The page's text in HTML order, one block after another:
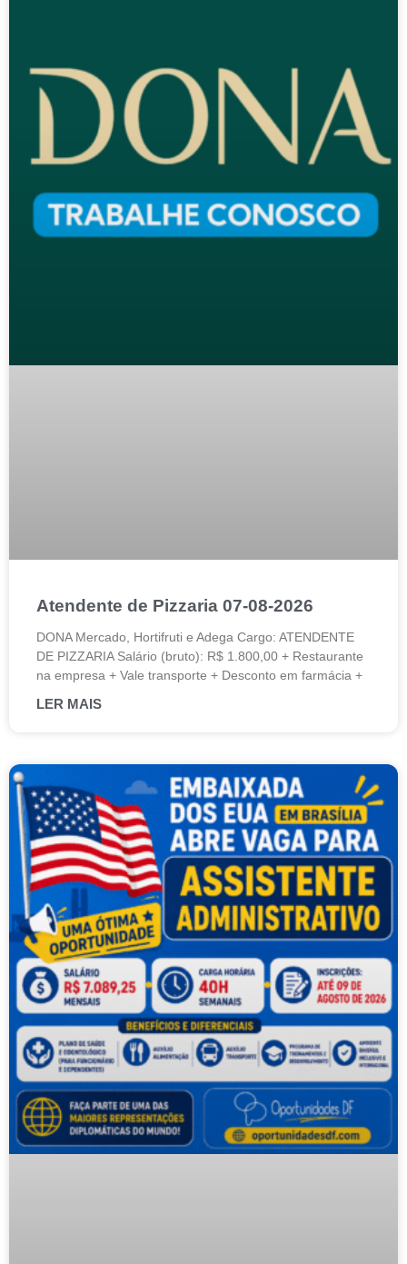
Atendente de Pizzaria 07-08-2026
DONA Mercado, Hortifruti e Adega Cargo: ATENDENTE
DE PIZZARIA Salário (bruto): R$ 1.800,00 + Restaurante
na empresa + Vale transporte + Desconto em farmácia +
LER MAIS